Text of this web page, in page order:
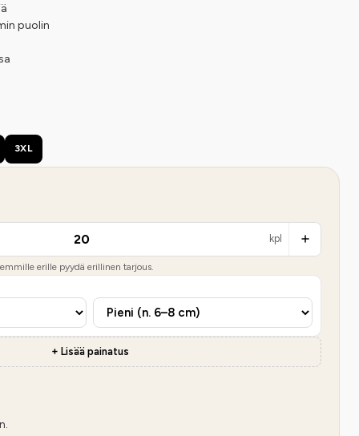
puolin
3XL
kpl
erille pyydä erillinen tarjous.
+ Lisää painatus